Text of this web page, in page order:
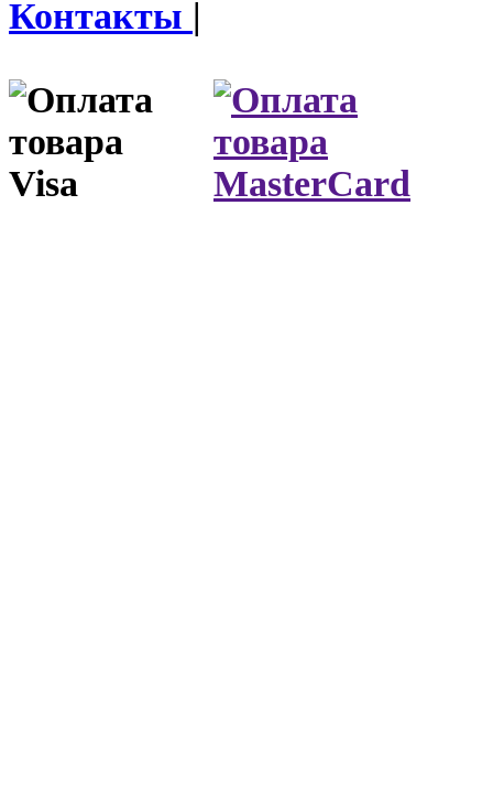
Контакты |